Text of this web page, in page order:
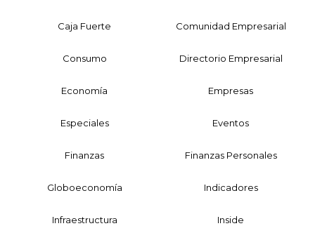
Caja Fuerte Comunidad Empresarial
Consumo Directorio Empresarial
Economía Empresas
Especiales Eventos
Finanzas Finanzas Personales
Globoeconomía Indicadores
Infraestructura Inside